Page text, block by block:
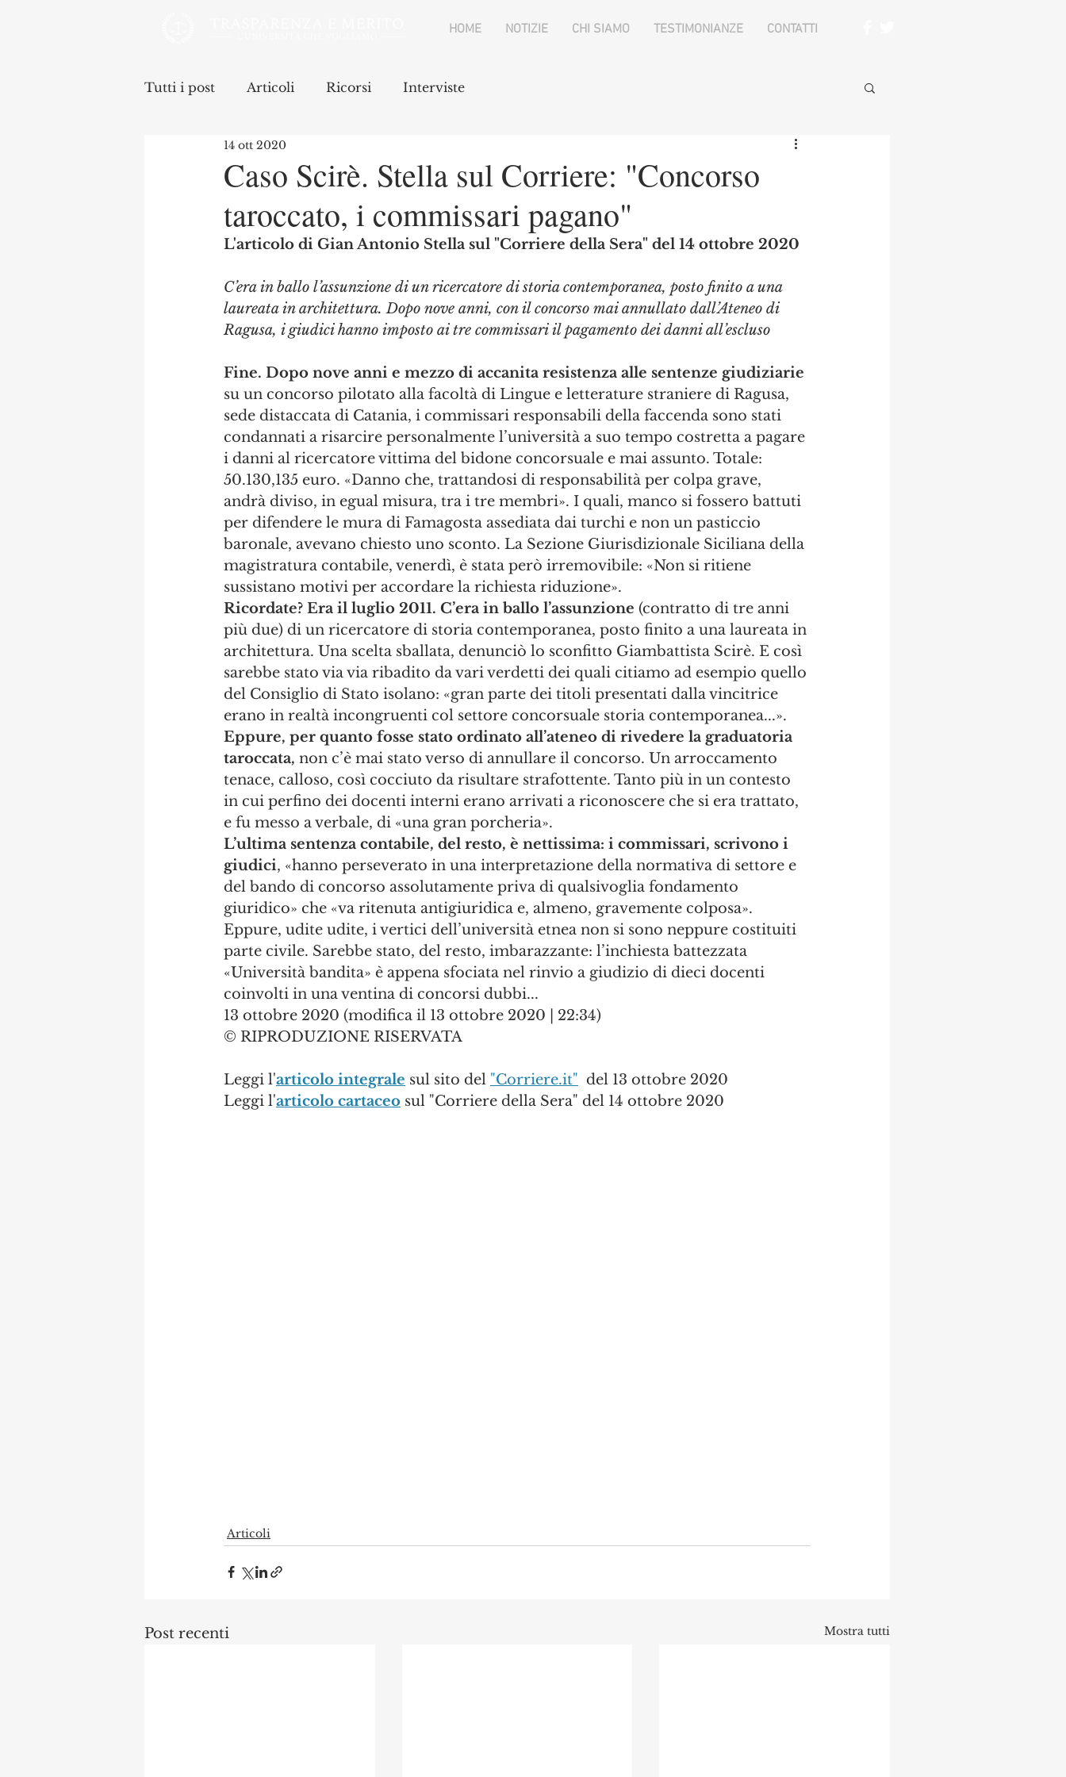
HOME NOTIZIE CHI SIAMO TESTIMONIANZE CONTATTI
Tutti i post Articoli Ricorsi Interviste
Caso Scirè. Stella sul Corriere: "Concorso
taroccato, i commissari pagano"
14 ott 2020
L'articolo di Gian Antonio Stella sul "Corriere della Sera" del 14 ottobre 2020
C’era in ballo l’assunzione di un ricercatore di storia contemporanea, posto finito a una
laureata in architettura. Dopo nove anni, con il concorso mai annullato dall’Ateneo di
Ragusa, i giudici hanno imposto ai tre commissari il pagamento dei danni all’escluso
Fine. Dopo nove anni e mezzo di accanita resistenza alle sentenze giudiziarie
su un concorso pilotato alla facoltà di Lingue e letterature straniere di Ragusa,
sede distaccata di Catania, i commissari responsabili della faccenda sono stati
condannati a risarcire personalmente l’università a suo tempo costretta a pagare
i danni al ricercatore vittima del bidone concorsuale e mai assunto. Totale:
50.130,135 euro. «Danno che, trattandosi di responsabilità per colpa grave,
andrà diviso, in egual misura, tra i tre membri». I quali, manco si fossero battuti
per difendere le mura di Famagosta assediata dai turchi e non un pasticcio
baronale, avevano chiesto uno sconto. La Sezione Giurisdizionale Siciliana della
magistratura contabile, venerdì, è stata però irremovibile: «Non si ritiene
sussistano motivi per accordare la richiesta riduzione».
Ricordate? Era il luglio 2011. C’era in ballo l’assunzione (contratto di tre anni
più due) di un ricercatore di storia contemporanea, posto finito a una laureata in
architettura. Una scelta sballata, denunciò lo sconfitto Giambattista Scirè. E così
sarebbe stato via via ribadito da vari verdetti dei quali citiamo ad esempio quello
del Consiglio di Stato isolano: «gran parte dei titoli presentati dalla vincitrice
erano in realtà incongruenti col settore concorsuale storia contemporanea...».
Eppure, per quanto fosse stato ordinato all’ateneo di rivedere la graduatoria
taroccata, non c’è mai stato verso di annullare il concorso. Un arroccamento
tenace, calloso, così cocciuto da risultare strafottente. Tanto più in un contesto
in cui perfino dei docenti interni erano arrivati a riconoscere che si era trattato,
e fu messo a verbale, di «una gran porcheria».
L’ultima sentenza contabile, del resto, è nettissima: i commissari, scrivono i
giudici, «hanno perseverato in una interpretazione della normativa di settore e
del bando di concorso assolutamente priva di qualsivoglia fondamento
giuridico» che «va ritenuta antigiuridica e, almeno, gravemente colposa».
Eppure, udite udite, i vertici dell’università etnea non si sono neppure costituiti
parte civile. Sarebbe stato, del resto, imbarazzante: l’inchiesta battezzata
«Università bandita» è appena sfociata nel rinvio a giudizio di dieci docenti
coinvolti in una ventina di concorsi dubbi...
13 ottobre 2020 (modifica il 13 ottobre 2020 | 22:34)
© RIPRODUZIONE RISERVATA
Leggi l'articolo integrale sul sito del "Corriere.it"
  del 13 ottobre 2020
Leggi l'articolo cartaceo sul "Corriere della Sera" del 14 ottobre 2020
Articoli
Post recenti Mostra tutti